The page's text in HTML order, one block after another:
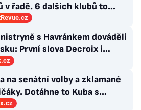
v řadě. 6 dalších klubů to
také, některé i víckrát
s Havránkem dováděli
První slova Decroix i
na senátní volby a zklamané
Dotáhne to Kuba s
Naše Česko do celostátní